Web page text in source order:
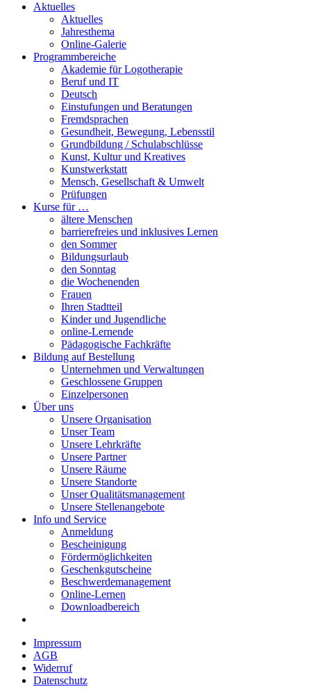
Aktuelles
Aktuelles
Jahresthema
Online-Galerie
Programmbereiche
Akademie für Logotherapie
Beruf und IT
Deutsch
Einstufungen und Beratungen
Fremdsprachen
Gesundheit, Bewegung, Lebensstil
Grundbildung / Schulabschlüsse
Kunst, Kultur und Kreatives
Kunstwerkstatt
Mensch, Gesellschaft & Umwelt
Prüfungen
Kurse für …
ältere Menschen
barrierefreies und inklusives Lernen
den Sommer
Bildungsurlaub
den Sonntag
die Wochenenden
Frauen
Ihren Stadtteil
Kinder und Jugendliche
online-Lernende
Pädagogische Fachkräfte
Bildung auf Bestellung
Unternehmen und Verwaltungen
Geschlossene Gruppen
Einzelpersonen
Über uns
Unsere Organisation
Unser Team
Unsere Lehrkräfte
Unsere Partner
Unsere Räume
Unsere Standorte
Unser Qualitätsmanagement
Unsere Stellenangebote
Info und Service
Anmeldung
Bescheinigung
Fördermöglichkeiten
Geschenkgutscheine
Beschwerdemanagement
Online-Lernen
Downloadbereich
Impressum
AGB
Widerruf
Datenschutz